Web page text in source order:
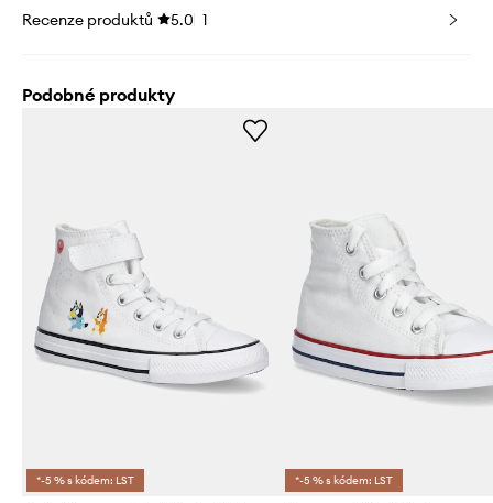
Recenze produktů 5.0 1
Podobné produkty
*-5 % s kódem: LST *-5 % s kódem: LST